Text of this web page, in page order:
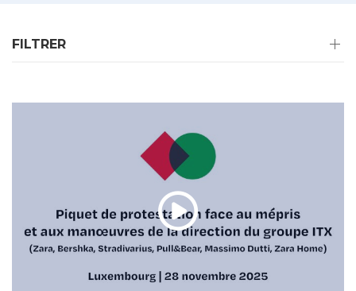
FILTRER